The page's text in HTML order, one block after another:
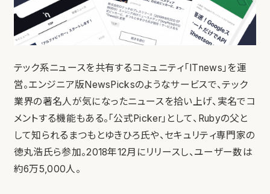
テック系ニュースを共有するコミュニティ「ITnews」を運
営。エンジニア版NewsPicksのようなサービスで、テック
業界の著名人が気になったニュースを拾い上げ、実名でコ
メントする機能もある。「公式Picker」として、Rubyの父と
して知られるまつもとゆきひろ氏や、セキュリティ専門家の
徳丸浩氏ら参加。2018年12月にリリースし、ユーザー数は
約6万5,000人。